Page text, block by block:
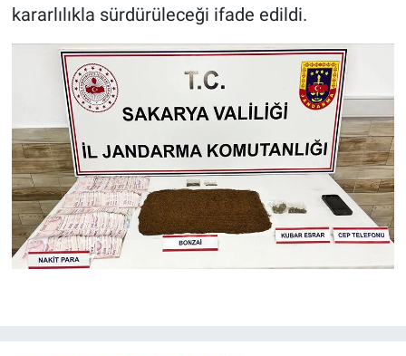
kararlılıkla sürdürüleceği ifade edildi.